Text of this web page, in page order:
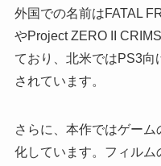
外国での名前はFATAL
やProject ZERO II
ており、北米ではPS3向
されています。
さらに、本作ではゲー
化しています。フィル